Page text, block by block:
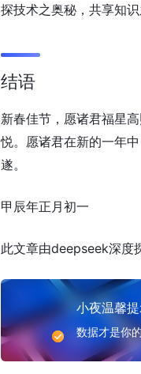
探技术之奥秘，共享知识
结语
新春佳节，愿诸君福星
悦。愿诸君在新的一年
遂。
甲辰年正月初一
此文章由deepseek深度
小夜温馨
数据才是你